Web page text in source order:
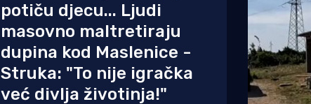
potiču djecu... Ljudi
masovno maltretiraju
dupina kod Maslenice -
Struka: "To nije igračka
već divlja životinja!"